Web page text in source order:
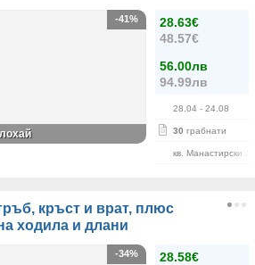
28.63€
48.57€
56.00лв
94.99лв
28.04 - 24.08
30 грабнати
кв. Манастирски
-41%
кръст и врат, плюс
ходила и длани
28.58€
-34%